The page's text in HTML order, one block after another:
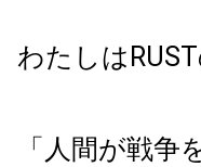
わたしは
「人間が戦